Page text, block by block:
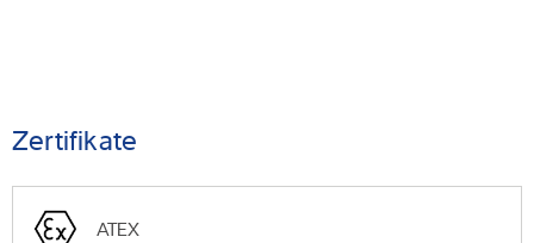
Zertifikate
ATEX